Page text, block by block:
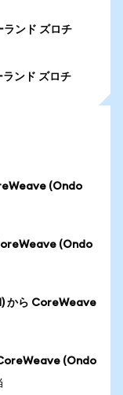
ンド ズロチ
ンド ズロチ
(Ondo
(Ondo
から CoreWeave
(Ondo